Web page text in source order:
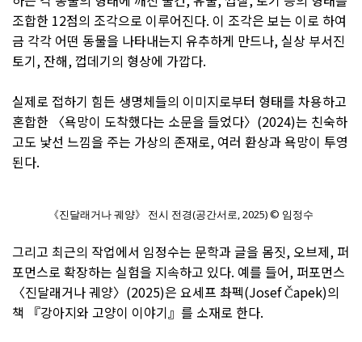
조합한 12점의 조각으로 이루어진다. 이 조각은 보는 이로 하여
금 각각 어떤 동물을 나타내는지 유추하게 만드나, 실상 부서진
토기, 잔해, 껍데기의 형상에 가깝다.
실제로 접하기 힘든 생명체들의 이미지로부터 형태를 차용하고
혼합한 〈욕망이 도착했다는 소문을 들었다〉(2024)는 친숙하
고도 낯선 느낌을 주는 가상의 존재로, 여러 환상과 욕망이 투영
된다.
《진달래거나 궤양》 전시 전경(공간서로, 2025) © 임정수
그리고 최근의 작업에서 임정수는 문학과 글을 몸짓, 오브제, 퍼
포먼스로 확장하는 실험을 지속하고 있다. 예를 들어, 퍼포먼스
〈진달래거나 궤양〉(2025)은 요세프 촤펙(Josef Čapek)의
책 『강아지와 고양이 이야기』를 소재로 한다.